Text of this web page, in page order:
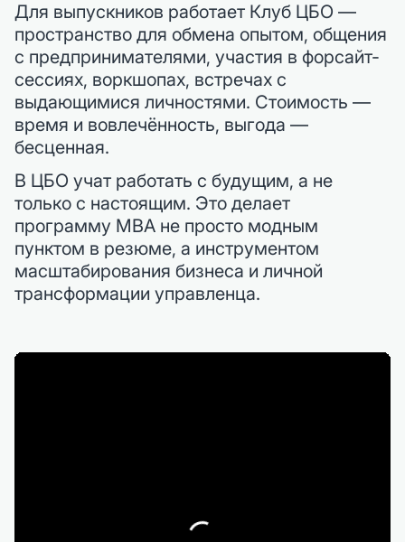
Для выпускников работает Клуб ЦБО —
пространство для обмена опытом, общения
с предпринимателями, участия в форсайт-
сессиях, воркшопах, встречах с
выдающимися личностями. Стоимость —
время и вовлечённость, выгода —
бесценная.
В ЦБО учат работать с будущим, а не
только с настоящим. Это делает
программу MBA не просто модным
пунктом в резюме, а инструментом
масштабирования бизнеса и личной
трансформации управленца.